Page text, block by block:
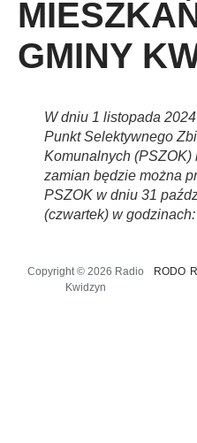
GMINY
W dniu 1 listopada
Punkt Selektywnego
Komunalnych (PSZOK)
zamian będzie można
PSZOK w dniu 31
(czwartek) w
Copyright © 2026 Radio
Kwidzyn
RODO